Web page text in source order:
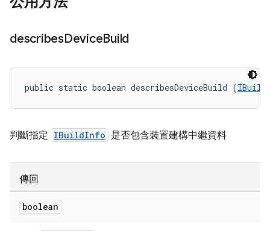
describesDeviceBuild
public static boolean describesDeviceBuild (
判斷指定 IBuildInfo 是否包含裝置建構中繼資料
傳回
boolean